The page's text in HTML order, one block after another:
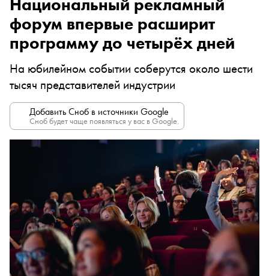
Национальный рекламный
форум впервые расширит
программу до четырёх дней
На юбилейном событии соберутся около шести
тысяч представителей индустрии
Добавить Сноб в источники Google
Сноб будет чаще появляться у вас в Google.